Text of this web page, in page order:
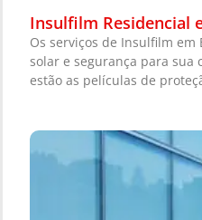
Insulfilm Residencial
Os serviços de Insulfilm
solar e segurança para sua
estão as películas de